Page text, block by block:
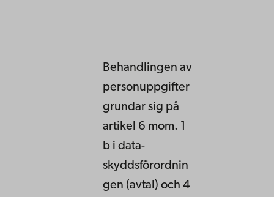
Behandlingen av
personuppgifter
grundar sig på
artikel 6 mom. 1
b i data-
skyddsförordnin
gen (avtal) och 4